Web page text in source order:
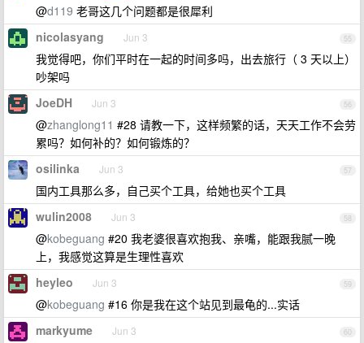
@d119 老哥这几个问题都是很犀利
55
nicolasyang Jun 3
我觉得吧，你们平时在一起的时间多吗，出去旅行（ 3 天以上）
吵架吗
56
JoeDH Jun 3
@zhanglong11 #28 请教一下，这样频繁的话，天天工作不会劳
累吗？如何补的？如何锻炼的？
57
osilinka Jun 3
国内工具那么多，自己买个工具，给她也买个工具
58
wulin2008 Jun 3
@kobeguang #20 我老婆很喜欢抱我、亲嘴，能跟我腻一晚
上，我感觉这算是生理性喜欢
59
heyleo Jun 3
@kobeguang #16 你是我在这个站见到最龟的...实话
60
markyume Jun 3